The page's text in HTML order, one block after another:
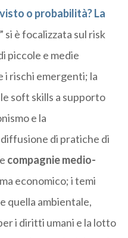
o probabilità? La
” si è focalizzata sul risk
piccole e medie
i rischi emergenti; la
soft skills a supporto
e la
di pratiche di
compagnie medio-
economico; i temi
quella ambientale,
i diritti umani e la lotto